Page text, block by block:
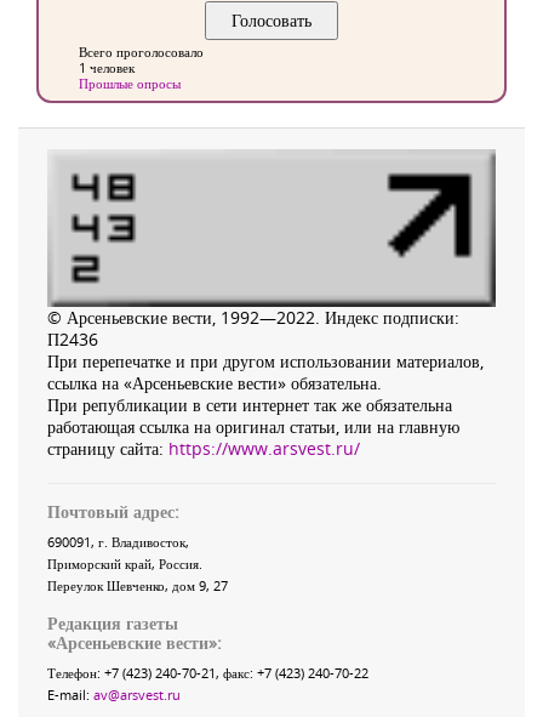
Всего проголосовало
1 человек
Прошлые опросы
© Арсеньевские вести, 1992—2022. Индекс подписки:
П2436
При перепечатке и при другом использовании материалов,
ссылка на «Арсеньевские вести» обязательна.
При републикации в сети интернет так же обязательна
работающая ссылка на оригинал статьи, или на главную
страницу сайта: https://www.arsvest.ru/
Почтовый адрес:
690091, г. Владивосток,
Приморский край, Россия
Переулок Шевченко, дом 9, 27
Редакция газеты
«Арсеньевские вести»:
Телефон: +7 (423) 240-70-21, факс: +7 (423) 240-70-22
E-mail: av@arsvest.ru